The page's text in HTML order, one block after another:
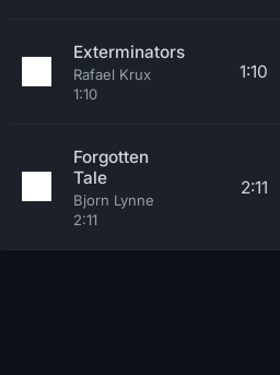
Exterminators
Rafael Krux
1:10
1:10
Forgotten
Tale
Bjorn Lynne
2:11
2:11